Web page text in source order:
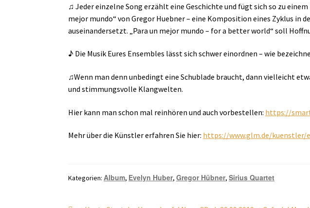
♫ Jeder einzelne Song erzählt eine Geschichte und fügt sich so zu
mejor mundo“ von Gregor Huebner – eine Komposition eines Zyklus in
auseinandersetzt. „Para un mejor mundo – for a better world“ soll
♪ Die Musik Eures Ensembles lässt sich schwer einordnen – wie
♫Wenn man denn unbedingt eine Schublade braucht, dann vielleicht
und stimmungsvolle Klangwelten.
Hier kann man schon mal reinhören und auch vorbestellen: https://
Mehr über die Künstler erfahren Sie hier: https://www.glm.de/
Kategorien:Album, Evelyn Huber,Gregor Hübner,Sirius Quartet